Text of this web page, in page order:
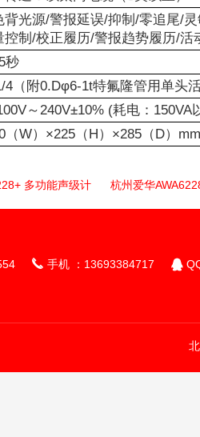
背光源/警报延误/抑制/零追尾/
控制/校正履历/警报趋势履历/活
秒
4（附0.Dφ6-1t特氟隆管用单头
～240V±10% (耗电：150VA
（W）×225（H）×285（D）
多功能声级计 杭州爱华
 手机 ：13693384717 